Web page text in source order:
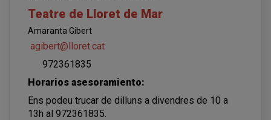
Teatre de Lloret de Mar
Amaranta Gibert
agibert@lloret.cat
972361835
Horarios asesoramiento:
Ens podeu trucar de dilluns a divendres de 10 a
13h al 972361835.